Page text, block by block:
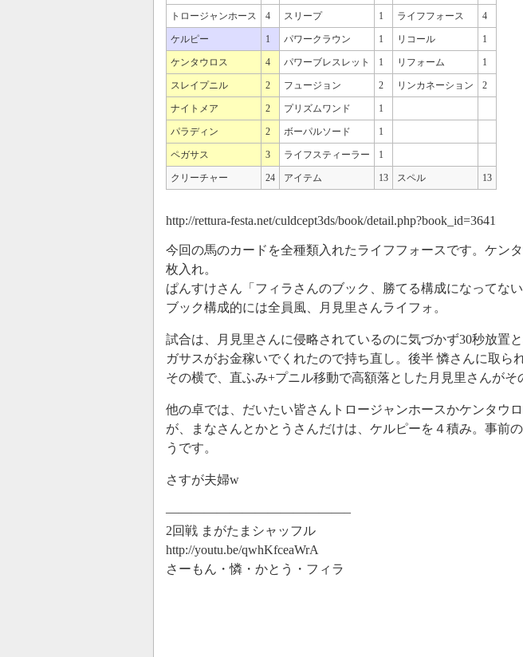
トロージャンホース 4 スリープ 1 ライフフォース 4
ケルピー 1 パワークラウン 1 リコール 1
ケンタウロス 4 パワーブレスレット 1 リフォーム 1
スレイプニル 2 フュージョン 2 リンカネーション 2
ナイトメア 2 プリズムワンド 1
パラディン 2 ボーパルソード 1
ペガサス 3 ライフスティーラー 1
クリーチャー 24 アイテム 13 スペル 13
http://rettura-festa.net/culdcept3ds/book/detail.php?book_id=3641
今回の馬のカードを全種類入れたライフフォースです。ケン
枚入れ。
ぱんすけさん「フィラさんのブック、勝てる構成になってない
ブック構成的には全員風、月見里さんライフォ。
試合は、月見里さんに侵略されているのに気づかず30秒放置
ガサスがお金稼いでくれたので持ち直し。後半 憐さんに取ら
その横で、直ふみ+プニル移動で高額落とした月見里さんがそ
他の卓では、だいたい皆さんトロージャンホースかケンタウ
が、まなさんとかとうさんだけは、ケルピーを４積み。事前
うです。
さすが夫婦w
——————————————–
2回戦 まがたまシャッフル
http://youtu.be/qwhKfceaWrA
さーもん・憐・かとう・フィラ